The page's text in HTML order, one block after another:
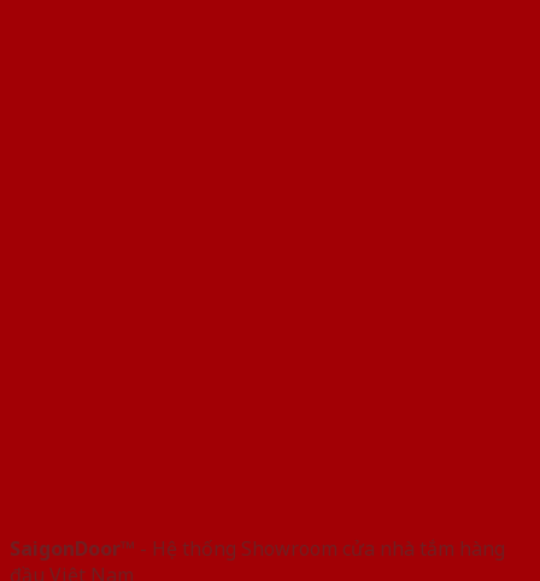
SaigonDoor™ - Hệ thống Showroom cửa nhà tắm hàng
đầu Việt Nam